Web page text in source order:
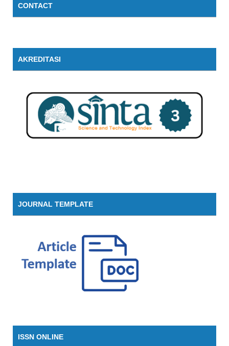
CONTACT
AKREDITASI
JOURNAL TEMPLATE
ISSN ONLINE